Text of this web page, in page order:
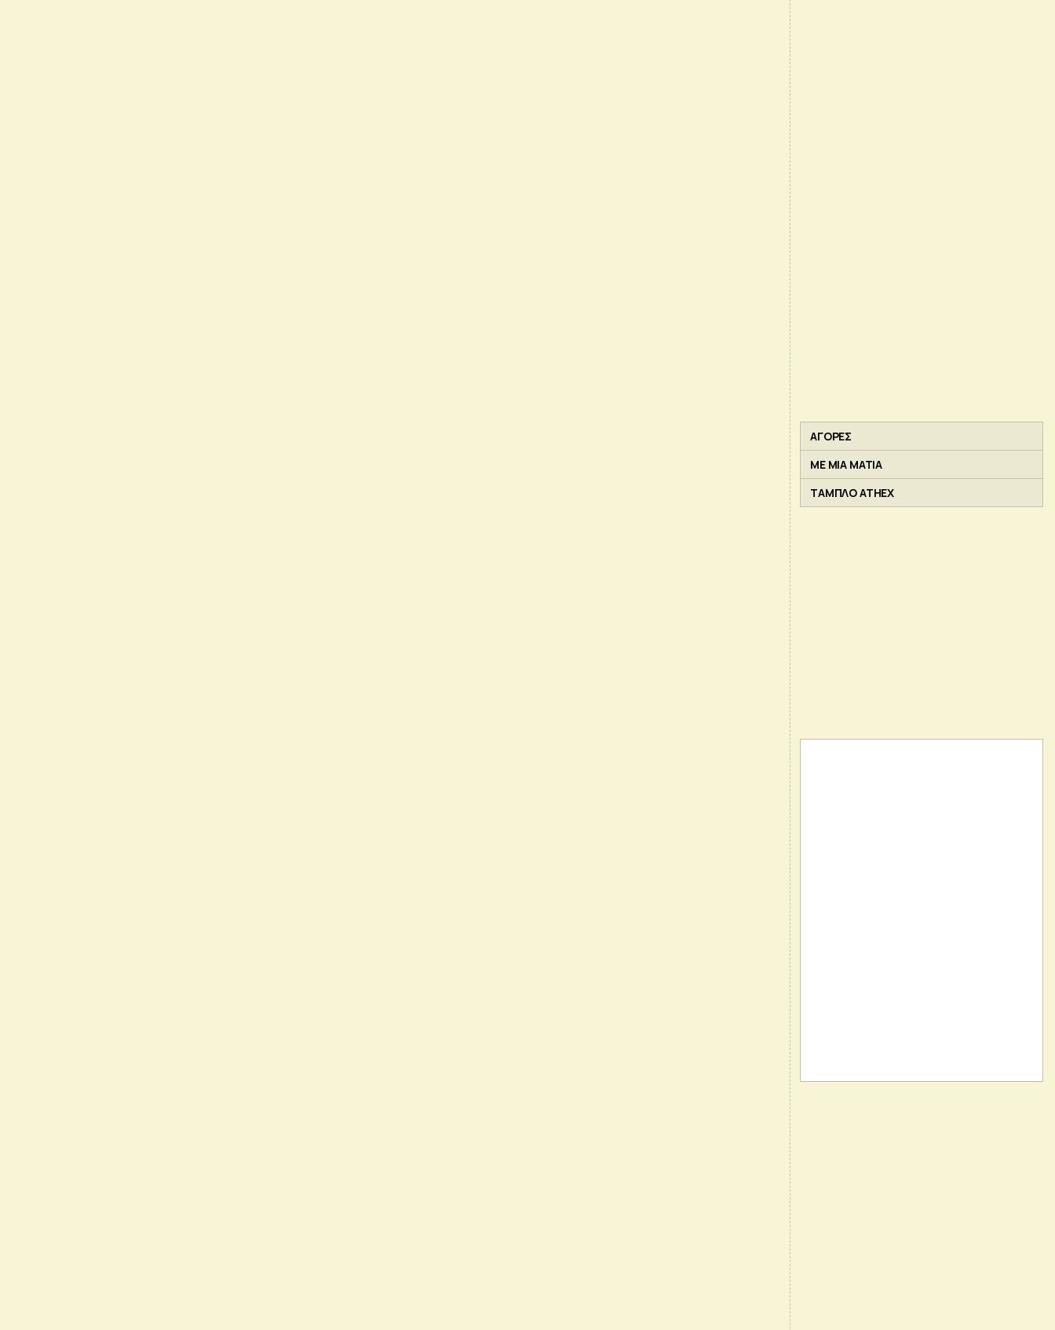
ΑΓΟΡΕΣ
ΜΕ ΜΙΑ ΜΑΤΙΑ
ΤΑΜΠΛΟ ATHEX